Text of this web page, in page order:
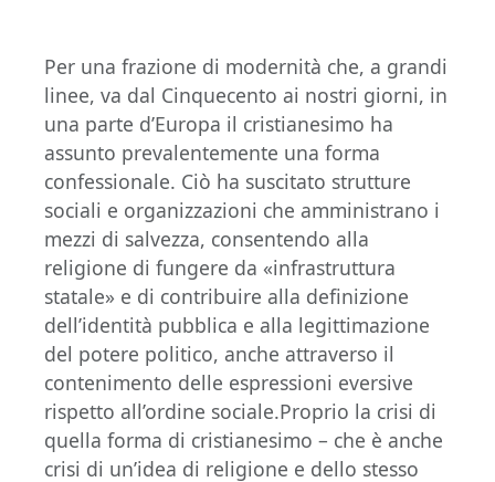
Per una frazione di modernità che, a grandi
linee, va dal Cinquecento ai nostri giorni, in
una parte d’Europa il cristianesimo ha
assunto prevalentemente una forma
confessionale. Ciò ha suscitato strutture
sociali e organizzazioni che amministrano i
mezzi di salvezza, consentendo alla
religione di fungere da «infrastruttura
statale» e di contribuire alla definizione
dell’identità pubblica e alla legittimazione
del potere politico, anche attraverso il
contenimento delle espressioni eversive
rispetto all’ordine sociale.Proprio la crisi di
quella forma di cristianesimo – che è anche
crisi di un’idea di religione e dello stesso